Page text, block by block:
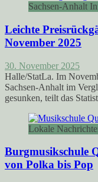
Sachsen-Anhalt
Leichte
November 2025
30. November 2025
Halle/StatLa. Im
Sachsen-Anhalt im
gesunken, teilt das
Lokale
Burgmusikschule
von Polka bis Pop